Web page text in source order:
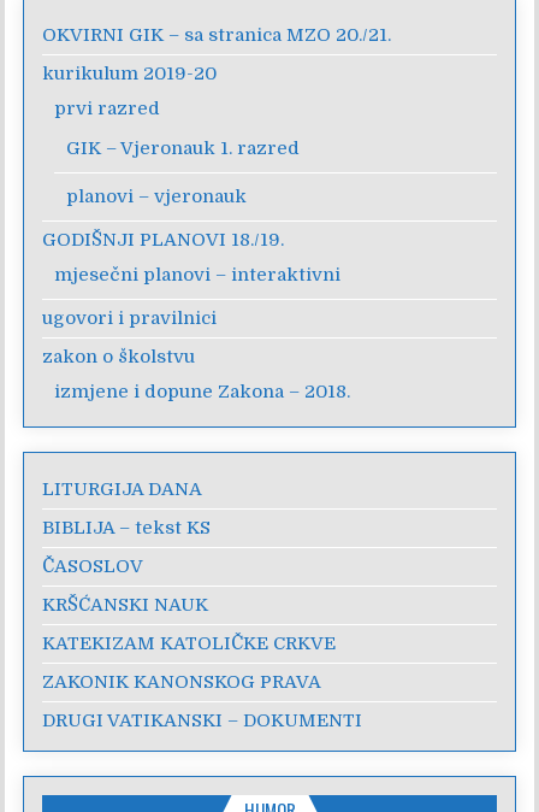
OKVIRNI GIK – sa stranica MZO 20./21.
kurikulum 2019-20
prvi razred
GIK – Vjeronauk 1. razred
planovi – vjeronauk
GODIŠNJI PLANOVI 18./19.
mjesečni planovi – interaktivni
ugovori i pravilnici
zakon o školstvu
izmjene i dopune Zakona – 2018.
LITURGIJA DANA
BIBLIJA – tekst KS
ČASOSLOV
KRŠĆANSKI NAUK
KATEKIZAM KATOLIČKE CRKVE
ZAKONIK KANONSKOG PRAVA
DRUGI VATIKANSKI – DOKUMENTI